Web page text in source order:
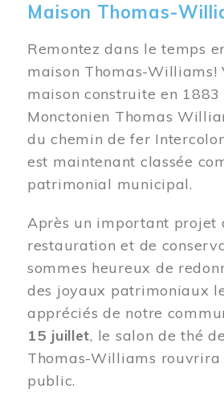
Maison Thomas-
Remontez dans le temps
maison Thomas-Williams!
maison construite en 1883
Monctonien Thomas
du chemin de fer
est maintenant classée
patrimonial municipal.
Après un important projet
restauration et de
sommes heureux de
des joyaux patrimoniaux
appréciés de notre
15 juillet, le salon de thé
Thomas-Williams rouvrira
public.